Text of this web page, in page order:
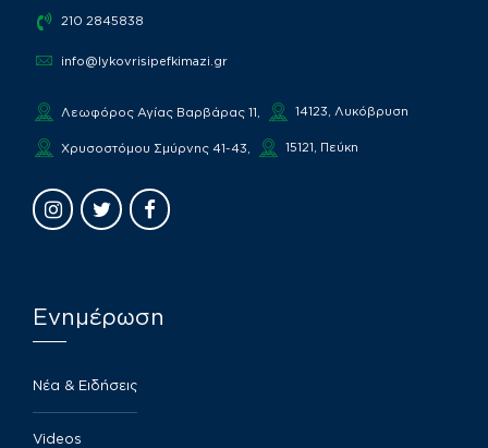
210 2845838
info@lykovrisipefkimazi.gr
Λεωφόρος Αγίας Βαρβάρας 11, 14123, Λυκόβρυση
Χρυσοστόμου Σμύρνης 41-43, 15121, Πεύκη
Ενημέρωση
Νέα & Ειδήσεις
Videos